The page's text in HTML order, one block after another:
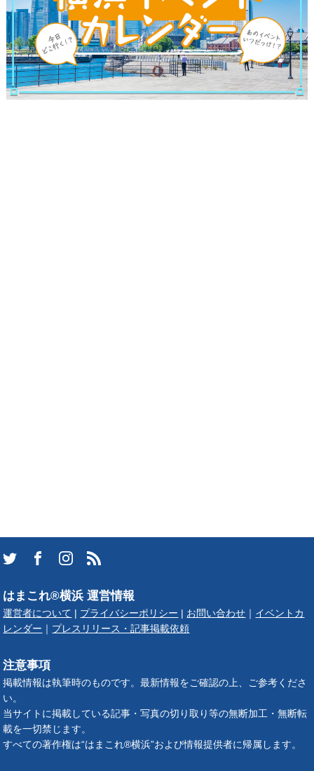
はまこれ®横浜 運営情報
運営者について プライバシーポリシー お問い合わせ
イベントカ
レンダー
プレスリリース・記事掲載依頼
注意事項
掲載情報は執筆時のものです。最新情報をご確認の上、ご参考くださ
い。
当サイトに掲載している記事・写真の切り取り等の無断加工・無断転
載を一切禁じます。
すべての著作権は“はまこれ®横浜”および情報提供者に帰属します。